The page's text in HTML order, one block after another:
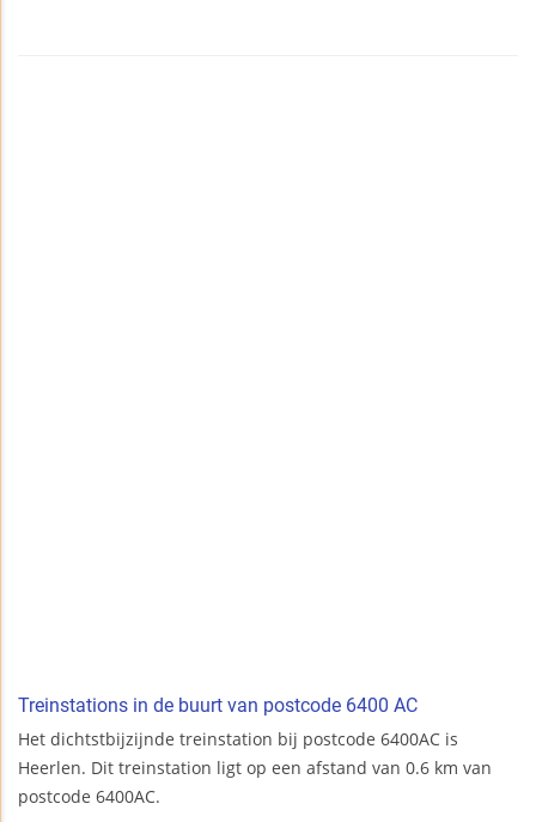
Treinstations in de buurt van postcode 6400 AC
Het dichtstbijzijnde treinstation bij postcode 6400AC is
Heerlen. Dit treinstation ligt op een afstand van 0.6 km van
postcode 6400AC.